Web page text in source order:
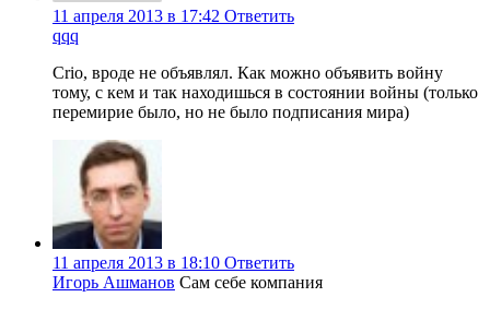
11 апреля 2013 в 17:42 Ответить
qqq
Crio, вроде не объявлял. Как можно объявить войну
тому, с кем и так находишься в состоянии войны (только
перемирие было, но не было подписания мира)
11 апреля 2013 в 18:10 Ответить
Игорь Ашманов Сам себе компания